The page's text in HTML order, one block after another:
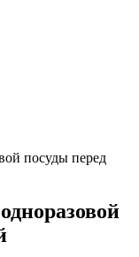
посуды перед